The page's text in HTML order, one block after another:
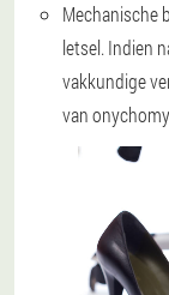
Mechanische
letsel. Indien
vakkundige
van